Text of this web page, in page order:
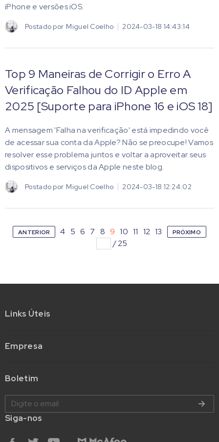
iPhone e versões iOS.
Postado por Miguel Coelho 2024-03-18 14:43:14
Top 9 Maneiras de Corrigir o Erro A
Verificação Falhou do ID Apple em
2025 [Suporte para iPhone 16 e iOS 18]
A mensagem 'Falha na verificação' está impedindo você
de acessar sua conta da Apple? Não se preocupe! Vamos
resolver esse problema juntos e voltar a aproveitar seus
dispositivos e serviços da Apple neste blog.
Postado por Miguel Coelho 2024-03-18 12:24:02
ANTERIOR 4 5 6 7 8 9 10 11 12 13 PRÓXIMO
/25
Links Úteis
Empresa
Boletim
Siga-nos